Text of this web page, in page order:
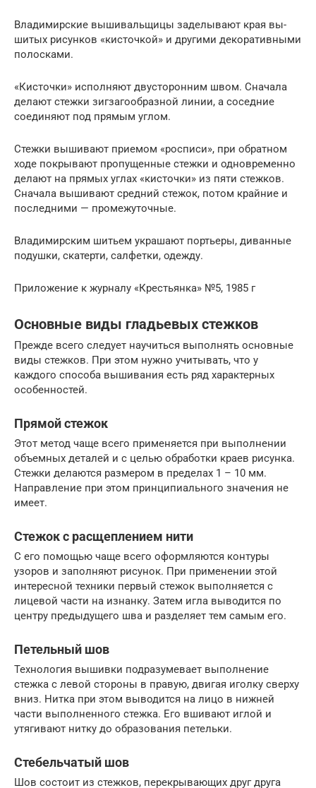
Владимирские вышиваль­щицы заделывают края вы­
шитых рисунков «кисточкой» и другими декоративными
по­лосками.
«Кисточки» исполняют дву­сторонним швом. Сначала
де­лают стежки зигзагообразной линии, а соседние
соединяют под прямым углом.
Стежки вышивают приемом «роспи­си», при обратном
ходе по­крывают пропущенные стеж­ки и одновременно
делают на прямых углах «кисточки» из пяти стежков.
Сначала выши­вают средний стежок, потом крайние и
последними — про­межуточные.
Владимирским шитьем ук­рашают портьеры, диванные
подушки, скатерти, салфетки, одежду.
Приложение к журналу «Крестьянка» №5, 1985 г
Основные виды гладьевых стежков
Прежде всего следует научиться выполнять основные
виды стежков. При этом нужно учитывать, что у
каждого способа вышивания есть ряд характерных
особенностей.
Прямой стежок
Этот метод чаще всего применяется при выполнении
объемных деталей и с целью обработки краев рисунка.
Стежки делаются размером в пределах 1 – 10 мм.
Направление при этом принципиального значения не
имеет.
Стежок с расщеплением нити
С его помощью чаще всего оформляются контуры
узоров и заполняют рисунок. При применении этой
интересной техники первый стежок выполняется с
лицевой части на изнанку. Затем игла выводится по
центру предыдущего шва и разделяет тем самым его.
Петельный шов
Технология вышивки подразумевает выполнение
стежка с левой стороны в правую, двигая иголку сверху
вниз. Нитка при этом выводится на лицо в нижней
части выполненного стежка. Его вшивают иглой и
утягивают нитку до образования петельки.
Стебельчатый шов
Шов состоит из стежков, перекрывающих друг друга